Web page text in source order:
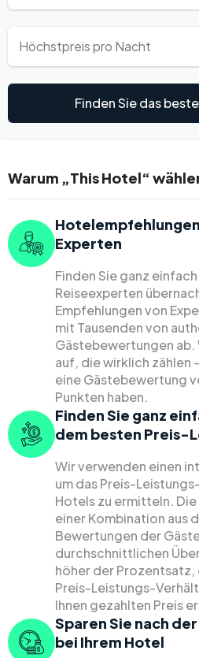
Hotelwebsites, unabhängigen
gebucht haben, hilft Ihnen
noch mehr zu sparen, indem er
und Sie über den
Aufenthalt informiert.
Finden Sie das
Warum „This Hotel“
Experten
Finden Sie ganz
Reiseexperten
Empfehlungen von
mit Tausenden von
Gästebewertungen ab.
auf, die wirklich zählen
eine Gästebewertung
Punkten haben.
Finden Sie ganz
dem besten Preis-
Wir verwenden einen
um das Preis-
Hotels zu ermitteln.
einer Kombination aus
Bewertungen der
durchschnittlichen
höher der
Preis-Leistungs-
Ihnen gezahlten Preis
Sparen Sie nach
bei Ihrem Hotel